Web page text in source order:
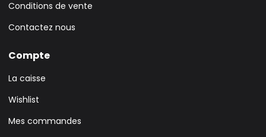
Conditions de vente
Contactez nous
Compte
La caisse
Wishlist
Mes commandes